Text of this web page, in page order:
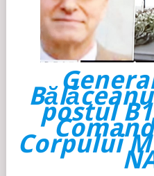
postul
Corpului